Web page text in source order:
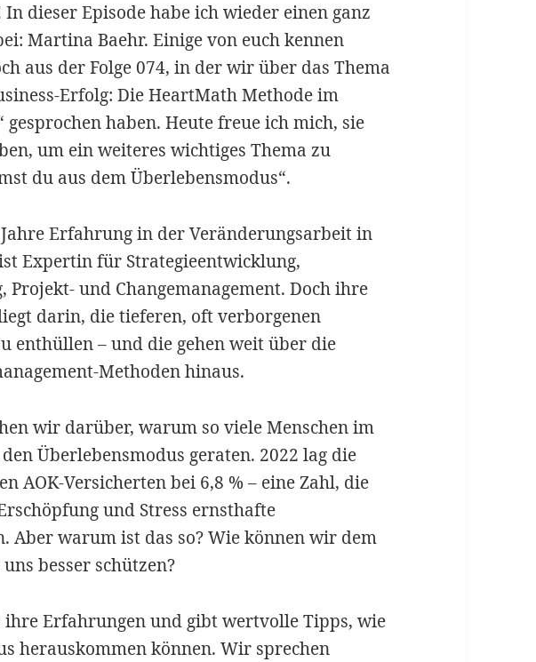
dieser Episode habe ich wieder einen ganz
Martina Baehr. Einige von euch kennen
aus der Folge 074, in der wir über das Thema
Erfolg: Die HeartMath Methode im
gesprochen haben. Heute freue ich mich, sie
um ein weiteres wichtiges Thema zu
du aus dem Überlebensmodus“.
Erfahrung in der Veränderungsarbeit in
Expertin für Strategieentwicklung,
Projekt- und Changemanagement. Doch ihre
darin, die tieferen, oft verborgenen
enthüllen – und die gehen weit über die
Methoden hinaus.
wir darüber, warum so viele Menschen im
Überlebensmodus geraten. 2022 lag die
AOK-Versicherten bei 6,8 % – eine Zahl, die
und Stress ernsthafte
Aber warum ist das so? Wie können wir dem
besser schützen?
Erfahrungen und gibt wertvolle Tipps, wie
herauskommen können. Wir sprechen